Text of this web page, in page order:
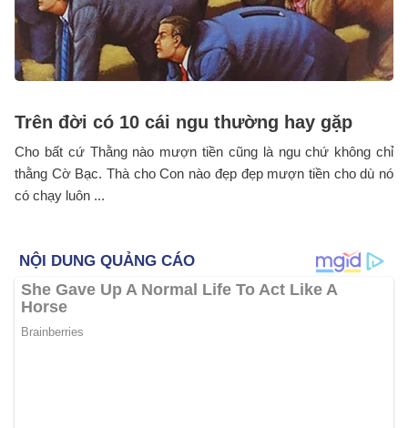
Trên đời có 10 cái ngu thường hay gặp
Cho bất cứ Thằng nào mượn tiền cũng là ngu chứ không chỉ
thằng Cờ Bạc. Thà cho Con nào đẹp đẹp mượn tiền cho dù nó
có chạy luôn ...